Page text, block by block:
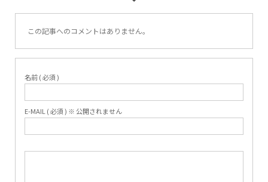
この記事へのコメントはありません。
名前 ( 必須 )
E-MAIL ( 必須 ) ※ 公開されません